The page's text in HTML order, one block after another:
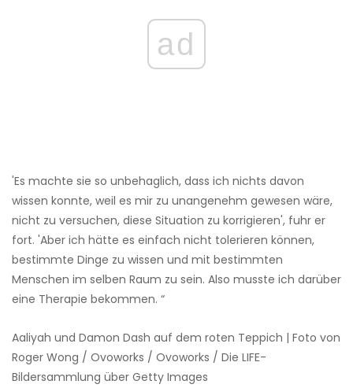
ad
'Es machte sie so unbehaglich, dass ich nichts davon
wissen konnte, weil es mir zu unangenehm gewesen wäre,
nicht zu versuchen, diese Situation zu korrigieren', fuhr er
fort. 'Aber ich hätte es einfach nicht tolerieren können,
bestimmte Dinge zu wissen und mit bestimmten
Menschen im selben Raum zu sein. Also musste ich darüber
eine Therapie bekommen. “
Aaliyah und Damon Dash auf dem roten Teppich | Foto von
Roger Wong / Ovoworks / Ovoworks / Die LIFE-
Bildersammlung über Getty Images